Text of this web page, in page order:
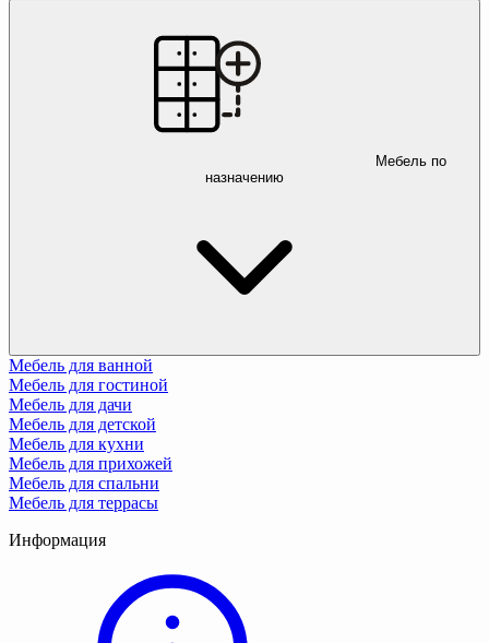
Мебель по
назначению
Мебель для ванной
Мебель для гостиной
Мебель для дачи
Мебель для детской
Мебель для кухни
Мебель для прихожей
Мебель для спальни
Мебель для террасы
Информация